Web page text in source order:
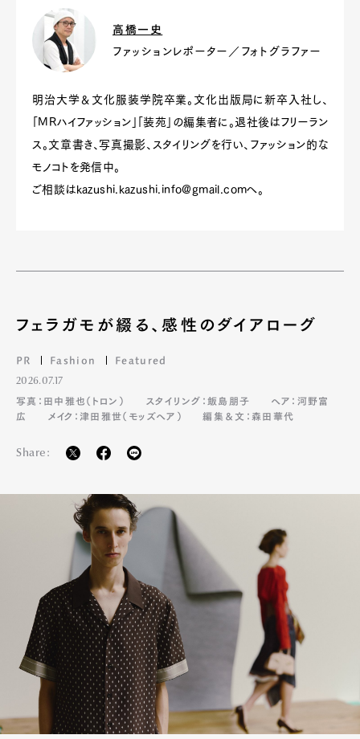
高橋一史
ファッションレポーター／フォトグラファー
明治大学＆文化服装学院卒業。文化出版局に新卒入社し、
「MRハイファッション」「装苑」の編集者に。退社後はフリーラン
ス。文章書き、写真撮影、スタイリングを行い、ファッション的な
モノコトを発信中。
ご相談は kazushi.kazushi.info@gmail.comへ。
フェラガモが綴る、感性のダイアローグ
PR Fashion Featured
2026.07.17
写真：田中雅也（トロン）
スタイリング：飯島朋子
ヘア：河野富
広
メイク：津田雅世（モッズヘア） 編集＆文：森田華代
Share: